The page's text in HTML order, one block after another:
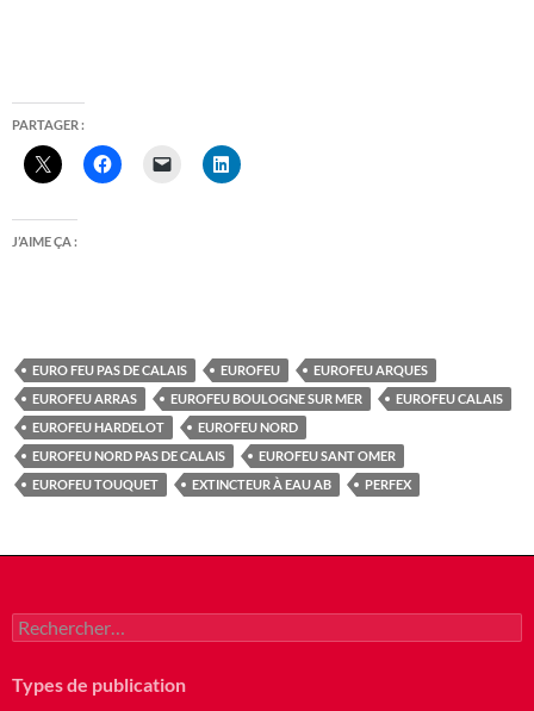
PARTAGER :
J’AIME ÇA :
EURO FEU PAS DE CALAIS EUROFEU
EUROFEU ARQUES
EUROFEU ARRAS
EUROFEU BOULOGNE SUR MER
EUROFEU CALAIS
EUROFEU HARDELOT
EUROFEU NORD
EUROFEU NORD PAS DE CALAIS
EUROFEU SANT OMER
EUROFEU TOUQUET
EXTINCTEUR À EAU AB PERFEX
Rechercher :
Types de publication